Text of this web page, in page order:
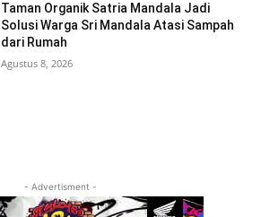
Taman Organik Satria Mandala Jadi
Solusi Warga Sri Mandala Atasi Sampah
dari Rumah
Agustus 8, 2026
- Advertisment -